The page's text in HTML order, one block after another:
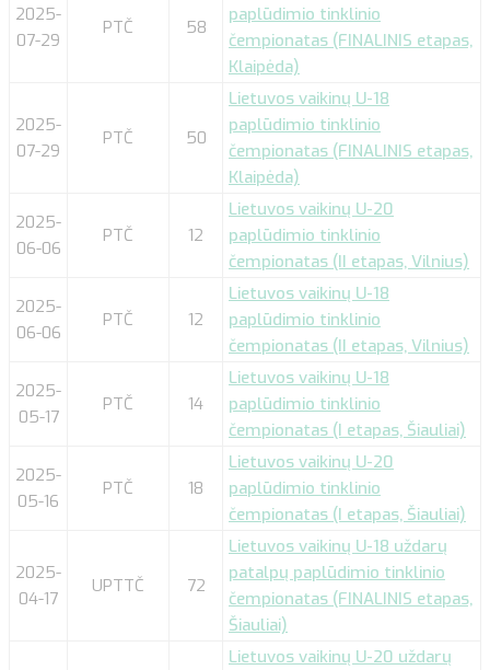
2025-
07-29
PTČ 58
paplūdimio tinklinio
čempionatas (FINALINIS etapas,
Klaipėda)
2025-
07-29
PTČ 50
Lietuvos vaikinų U-18
paplūdimio tinklinio
čempionatas (FINALINIS etapas,
Klaipėda)
2025-
06-06
PTČ 12
Lietuvos vaikinų U-20
paplūdimio tinklinio
čempionatas (II etapas, Vilnius)
2025-
06-06
PTČ 12
Lietuvos vaikinų U-18
paplūdimio tinklinio
čempionatas (II etapas, Vilnius)
2025-
05-17
PTČ 14
Lietuvos vaikinų U-18
paplūdimio tinklinio
čempionatas (I etapas, Šiauliai)
2025-
05-16
PTČ 18
Lietuvos vaikinų U-20
paplūdimio tinklinio
čempionatas (I etapas, Šiauliai)
2025-
04-17
UPTTČ 72
Lietuvos vaikinų U-18 uždarų
patalpų paplūdimio tinklinio
čempionatas (FINALINIS etapas,
Šiauliai)
Lietuvos vaikinų U-20 uždarų